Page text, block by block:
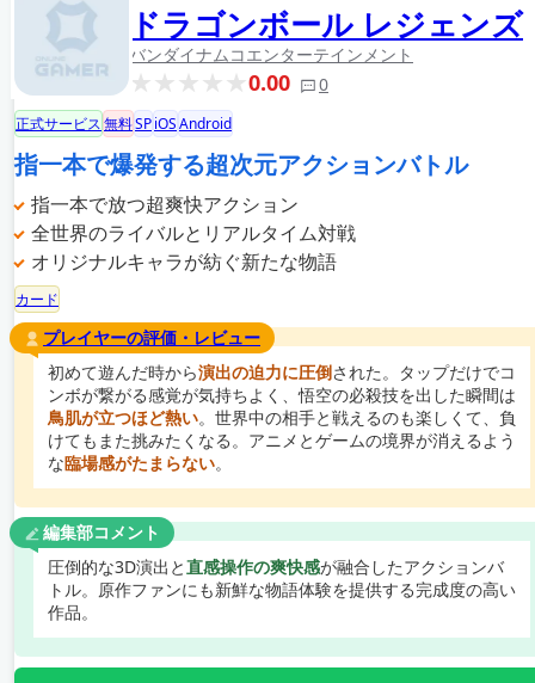
ドラゴンボール レジェンズ
バンダイナムコエンターテインメント
0.00 0
正式サービス無料SPiOSAndroid
指一本で爆発する超次元アクションバトル
指一本で放つ超爽快アクション
全世界のライバルとリアルタイム対戦
オリジナルキャラが紡ぐ新たな物語
カード
プレイヤーの評価・レビュー
初めて遊んだ時から演出の迫力に圧倒された。タップだけでコ
ンボが繋がる感覚が気持ちよく、悟空の必殺技を出した瞬間は
鳥肌が立つほど熱い。世界中の相手と戦えるのも楽しくて、負
けてもまた挑みたくなる。アニメとゲームの境界が消えるよう
な臨場感がたまらない。
編集部コメント
圧倒的な3D演出と直感操作の爽快感が融合したアクションバ
トル。原作ファンにも新鮮な物語体験を提供する完成度の高い
作品。